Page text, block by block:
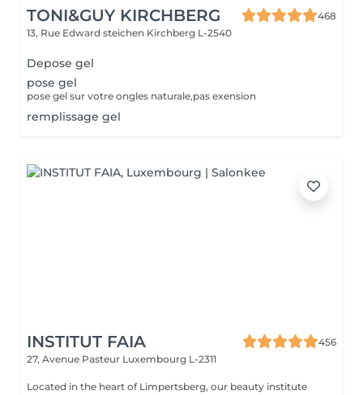
TONI&GUY KIRCHBERG
468
13, Rue Edward steichen Kirchberg L-2540
Depose gel
pose gel
pose gel sur votre ongles naturale,pas exension
remplissage gel
INSTITUT FAIA
456
27, Avenue Pasteur Luxembourg L-2311
Located in the heart of Limpertsberg, our beauty institute